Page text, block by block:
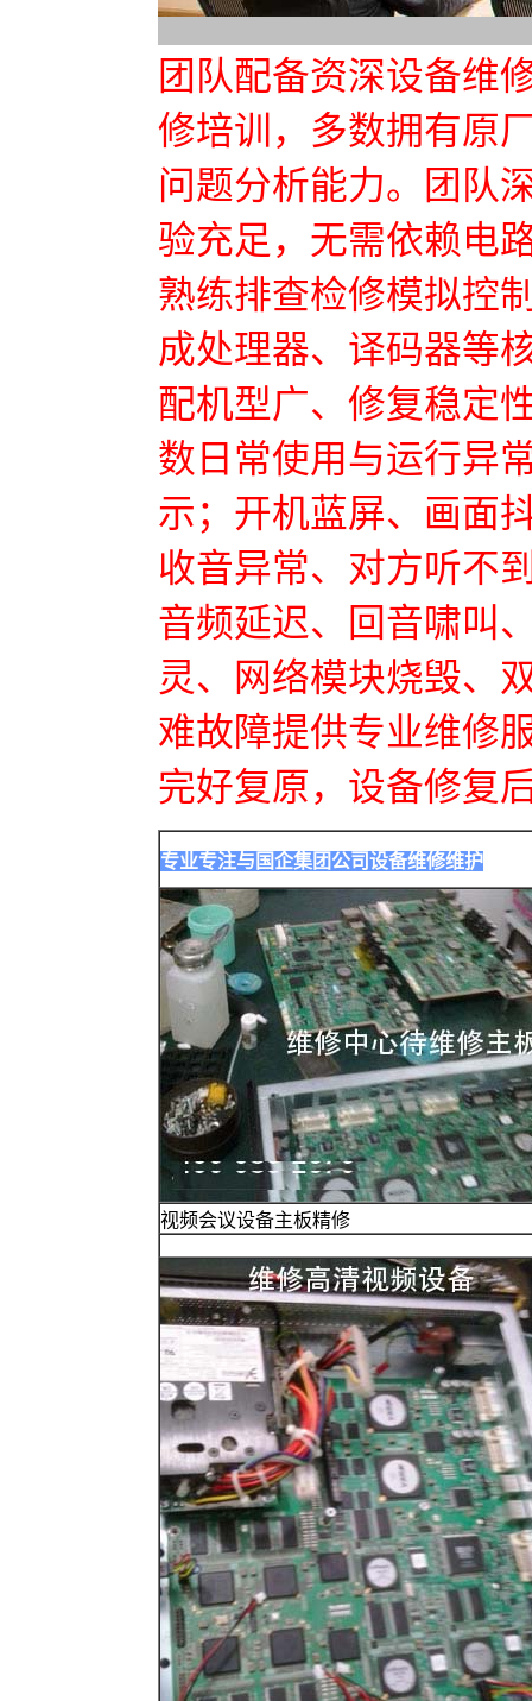
团队配备资深设备维
修培训，多数拥有原
问题分析能力。团队
验充足，无需依赖电
熟练排查检修模拟控
成处理器、译码器等
配机型广、修复稳定
数日常使用与运行异
示；开机蓝屏、画面
收音异常、对方听不
音频延迟、回音啸叫
灵、网络模块烧毁、
难故障提供专业维修
完好复原，设备修复
专业专注与国企集团公司设备维修维护
视频会议设备主板精修